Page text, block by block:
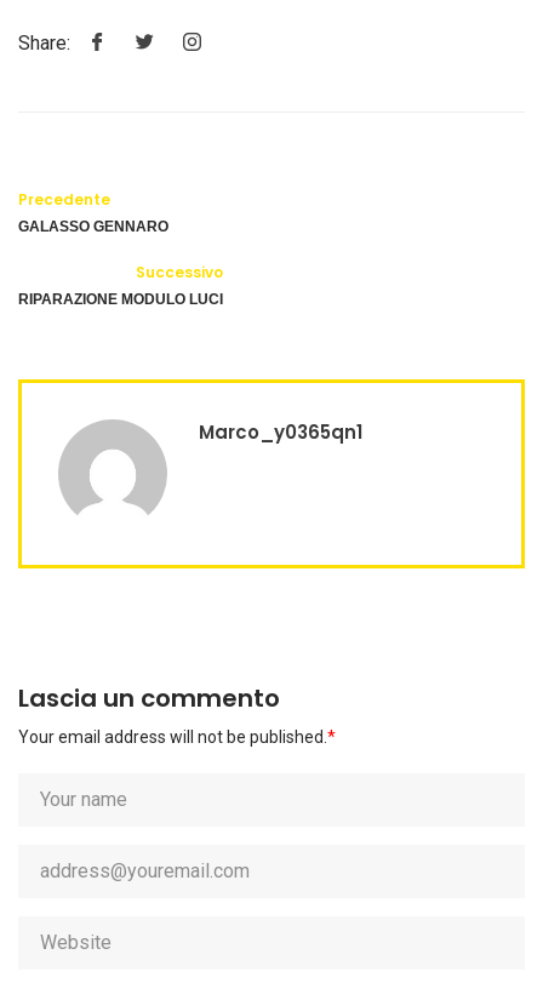
Share:
Precedente
GALASSO GENNARO
Successivo
RIPARAZIONE MODULO LUCI
Marco_y0365qn1
Lascia un commento
Your email address will not be published. *